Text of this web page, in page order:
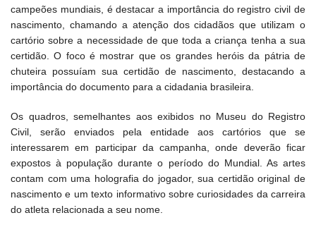
campeões mundiais, é destacar a importância do registro civil de
nascimento, chamando a atenção dos cidadãos que utilizam o
cartório sobre a necessidade de que toda a criança tenha a sua
certidão. O foco é mostrar que os grandes heróis da pátria de
chuteira possuíam sua certidão de nascimento, destacando a
importância do documento para a cidadania brasileira.
Os quadros, semelhantes aos exibidos no Museu do Registro
Civil, serão enviados pela entidade aos cartórios que se
interessarem em participar da campanha, onde deverão ficar
expostos à população durante o período do Mundial. As artes
contam com uma holografia do jogador, sua certidão original de
nascimento e um texto informativo sobre curiosidades da carreira
do atleta relacionada a seu nome.